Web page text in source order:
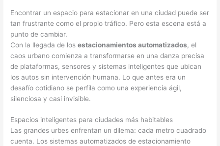
Encontrar un espacio para estacionar en una ciudad puede ser
tan frustrante como el propio tráfico. Pero esta escena está a
punto de cambiar.
Con la llegada de losestacionamientos automatizados, el
caos urbano comienza a transformarse en una danza precisa
de plataformas, sensores y sistemas inteligentes que ubican
los autos sin intervención humana. Lo que antes era un
desafío cotidiano se perfila como una experiencia ágil,
silenciosa y casi invisible.
Espacios inteligentes para ciudades más habitables
Las grandes urbes enfrentan un dilema: cada metro cuadrado
cuenta. Los sistemas automatizados de estacionamiento